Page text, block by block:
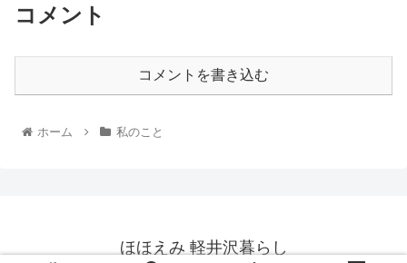
コメント
コメントを書き込む
ホーム 私のこと
ほほえみ 軽井沢暮らし